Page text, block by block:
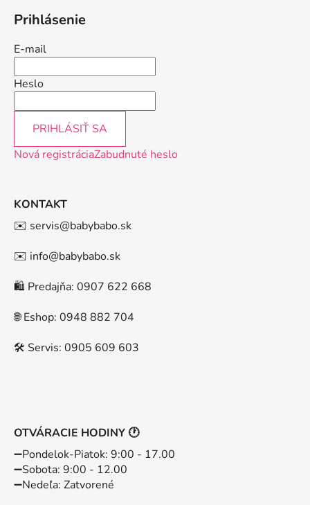
Prihlásenie
E-mail
Heslo
PRIHLÁSIŤ SA
Nová registráciaZabudnuté heslo
KONTAKT
✉️ servis@babybabo.sk
✉️ info@babybabo.sk
🛍️ Predajňa: 0907 622 668
🌐 Eshop: 0948 882 704
🛠️ Servis: 0905 609 603
OTVÁRACIE HODINY 🕐
➖️Pondelok-Piatok: 9:00 - 17.00
➖️Sobota: 9:00 - 12.00
➖️Nedeľa: Zatvorené